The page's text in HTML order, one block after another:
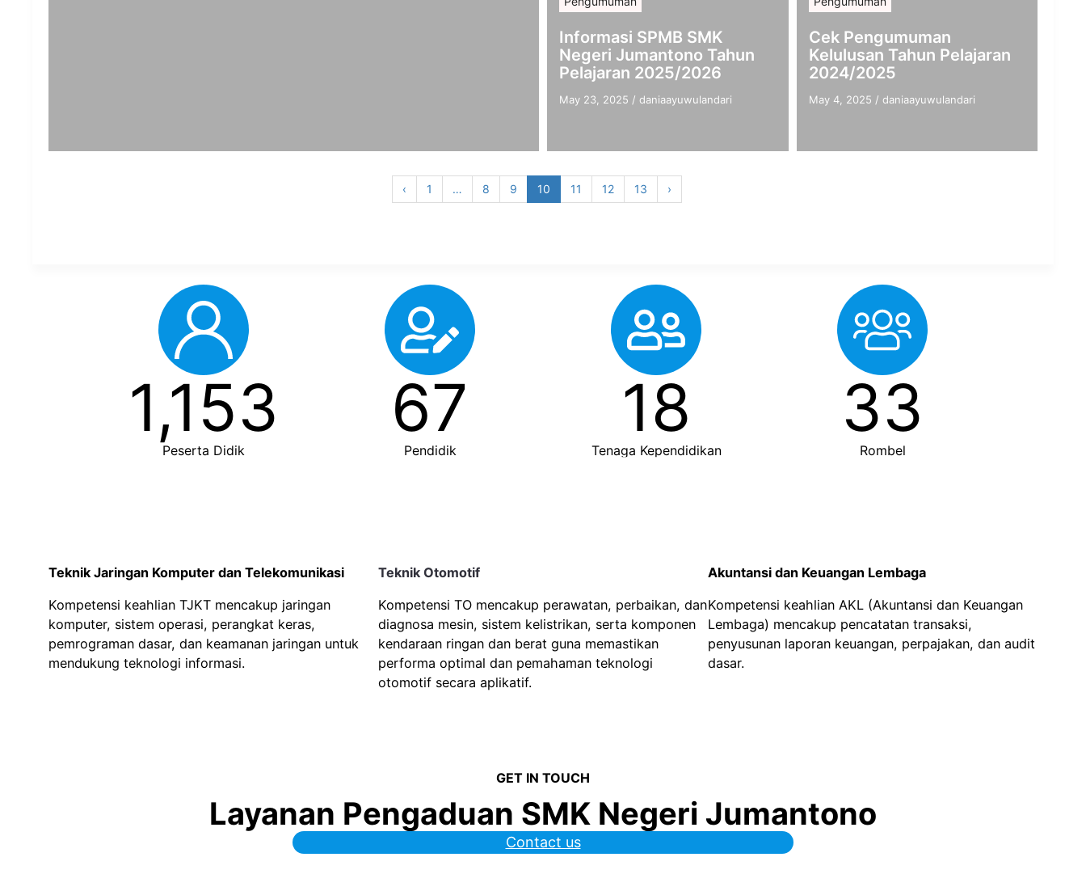
Informasi SPMB SMK
Negeri Jumantono Tahun
Pelajaran 2025/2026
May 23, 2025 / daniaayuwulandari
Cek Pengumuman
Kelulusan Tahun Pelajaran
2024/2025
May 4, 2025 / daniaayuwulandari
‹ 1 … 8 9 10 11 12 13 ›
1,153
Peserta Didik
67
Pendidik
18
Tenaga Kependidikan
33
Rombel
Teknik Jaringan Komputer dan Telekomunikasi
Kompetensi keahlian TJKT mencakup jaringan
komputer, sistem operasi, perangkat keras,
pemrograman dasar, dan keamanan jaringan untuk
mendukung teknologi informasi.
Teknik Otomotif
Kompetensi TO mencakup perawatan, perbaikan, dan
diagnosa mesin, sistem kelistrikan, serta komponen
kendaraan ringan dan berat guna memastikan
performa optimal dan pemahaman teknologi
otomotif secara aplikatif.
Akuntansi dan Keuangan Lembaga
Kompetensi keahlian AKL (Akuntansi dan Keuangan
Lembaga) mencakup pencatatan transaksi,
penyusunan laporan keuangan, perpajakan, dan audit
dasar.
GET IN TOUCH
Layanan Pengaduan SMK Negeri Jumantono
Contact us